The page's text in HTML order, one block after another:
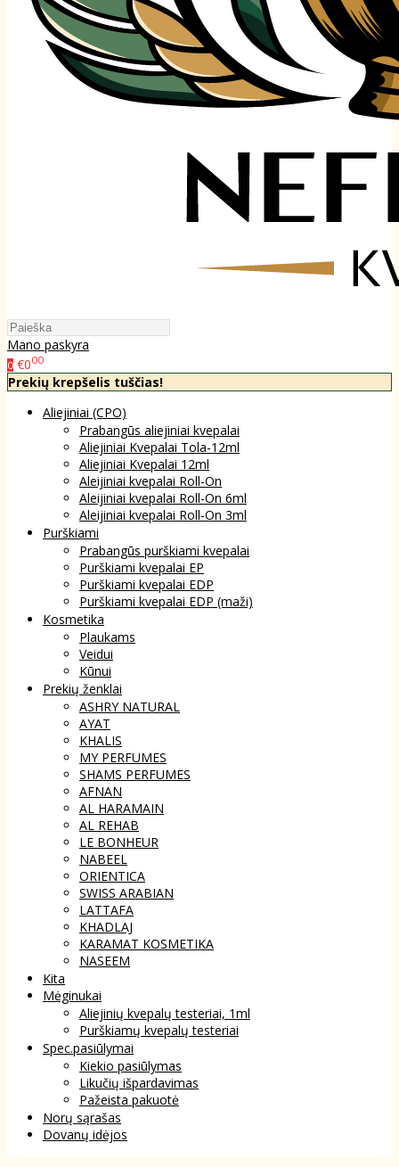
Mano paskyra
0 €000
Prekių krepšelis tuščias!
Aliejiniai (CPO)
Prabangūs aliejiniai kvepalai
Aliejiniai Kvepalai Tola-12ml
Aliejiniai Kvepalai 12ml
Aleijiniai kvepalai Roll-On
Aleijiniai kvepalai Roll-On 6ml
Aleijiniai kvepalai Roll-On 3ml
Purškiami
Prabangūs purškiami kvepalai
Purškiami kvepalai EP
Purškiami kvepalai EDP
Purškiami kvepalai EDP (maži)
Kosmetika
Plaukams
Veidui
Kūnui
Prekių ženklai
ASHRY NATURAL
AYAT
KHALIS
MY PERFUMES
SHAMS PERFUMES
AFNAN
AL HARAMAIN
AL REHAB
LE BONHEUR
NABEEL
ORIENTICA
SWISS ARABIAN
LATTAFA
KHADLAJ
KARAMAT KOSMETIKA
NASEEM
Kita
Mėginukai
Aliejinių kvepalų testeriai, 1ml
Purškiamų kvepalų testeriai
Spec.pasiūlymai
Kiekio pasiūlymas
Likučių išpardavimas
Pažeista pakuotė
Norų sąrašas
Dovanų idėjos